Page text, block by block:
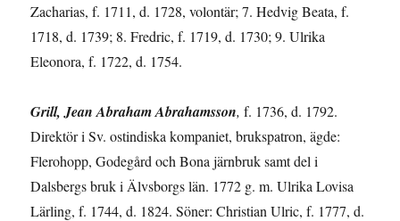
Zacharias, f. 1711, d. 1728, volontär; 7. Hedvig Beata, f.
1718, d. 1739; 8. Fredric, f. 1719, d. 1730; 9. Ulrika
Eleonora, f. 1722, d. 1754.
Grill, Jean Abraham Abrahamsson,f. 1736, d. 1792.
Direktör i Sv. ostindiska kompaniet, brukspatron, ägde:
Flerohopp, Godegård och Bona järnbruk samt del i
Dalsbergs bruk i Älvsborgs län. 1772 g. m. Ulrika Lovisa
Lärling, f. 1744, d. 1824. Söner: Christian Ulric, f. 1777, d.